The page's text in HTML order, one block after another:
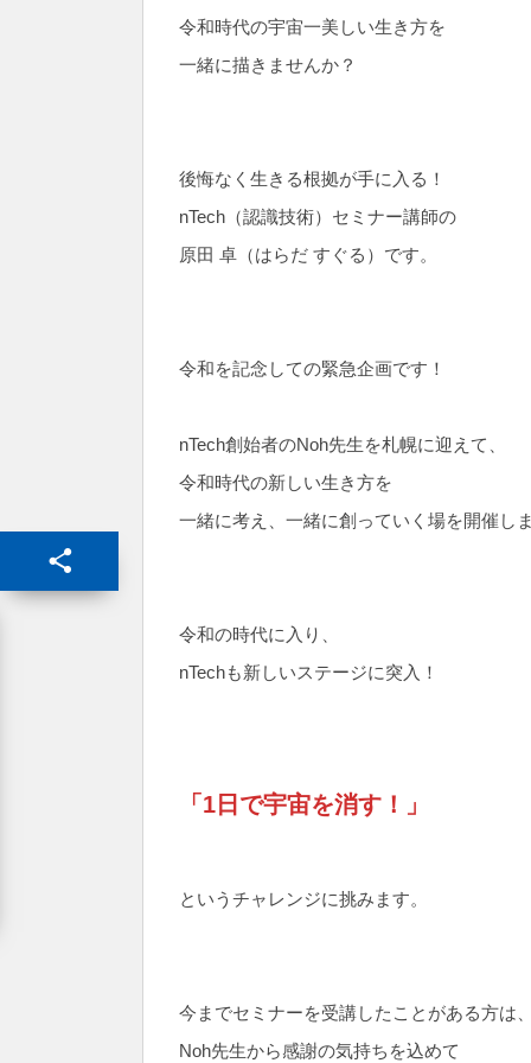
令和時代の宇宙一美しい生き方を
一緒に描きませんか？
後悔なく生きる根拠が手に入る！
nTech（認識技術）セミナー講師の
原田 卓（はらだ すぐる）です。
令和を記念しての緊急企画です！
nTech創始者のNoh先生を札幌に迎えて、
令和時代の新しい生き方を
一緒に考え、一緒に創っていく場を開催し
令和の時代に入り、
nTechも新しいステージに突入！
「1日で宇宙を消す！」
というチャレンジに挑みます。
今までセミナーを受講したことがある方は
Noh先生から感謝の気持ちを込めて